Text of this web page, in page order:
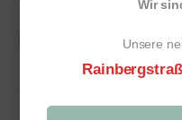
Wir
Unsere